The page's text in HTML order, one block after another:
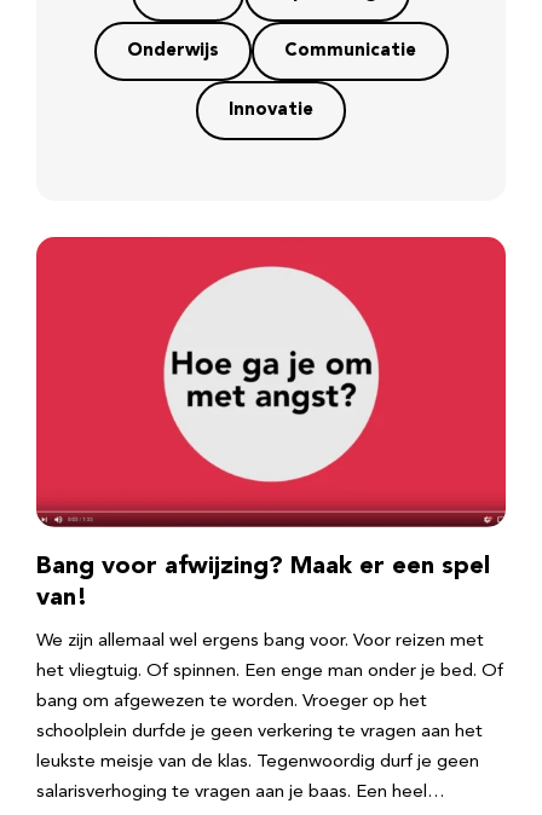
Onderwijs Communicatie
Innovatie
Bang voor afwijzing? Maak er een spel
van!
We zijn allemaal wel ergens bang voor. Voor reizen met
het vliegtuig. Of spinnen. Een enge man onder je bed. Of
bang om afgewezen te worden. Vroeger op het
schoolplein durfde je geen verkering te vragen aan het
leukste meisje van de klas. Tegenwoordig durf je geen
salarisverhoging te vragen aan je baas. Een heel…